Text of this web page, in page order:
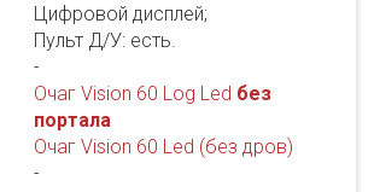
Цифровой дисплей;
Пульт Д/У: есть.
-
Очаг Vision 60 Log Led без
портала
Очаг Vision 60 Led (без дров)
-